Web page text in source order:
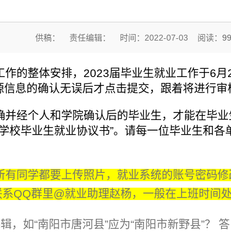
供稿： 责任编辑： 时间：2022-07-03 阅读：
作的整体安排，2023届毕业生就业工作于6
息的确认无误后才点击提交，跟着将进行审
并经个人和学院确认后的毕业生，才能在毕
校毕业生就业协议书”。请每一位毕业生和
有同学都要上传照片，就业系统的账号密码
QQ群里@就业助理赵杨，一般在上班时间处
，如“南阳市唐河县”应为“南阳市新野县”？